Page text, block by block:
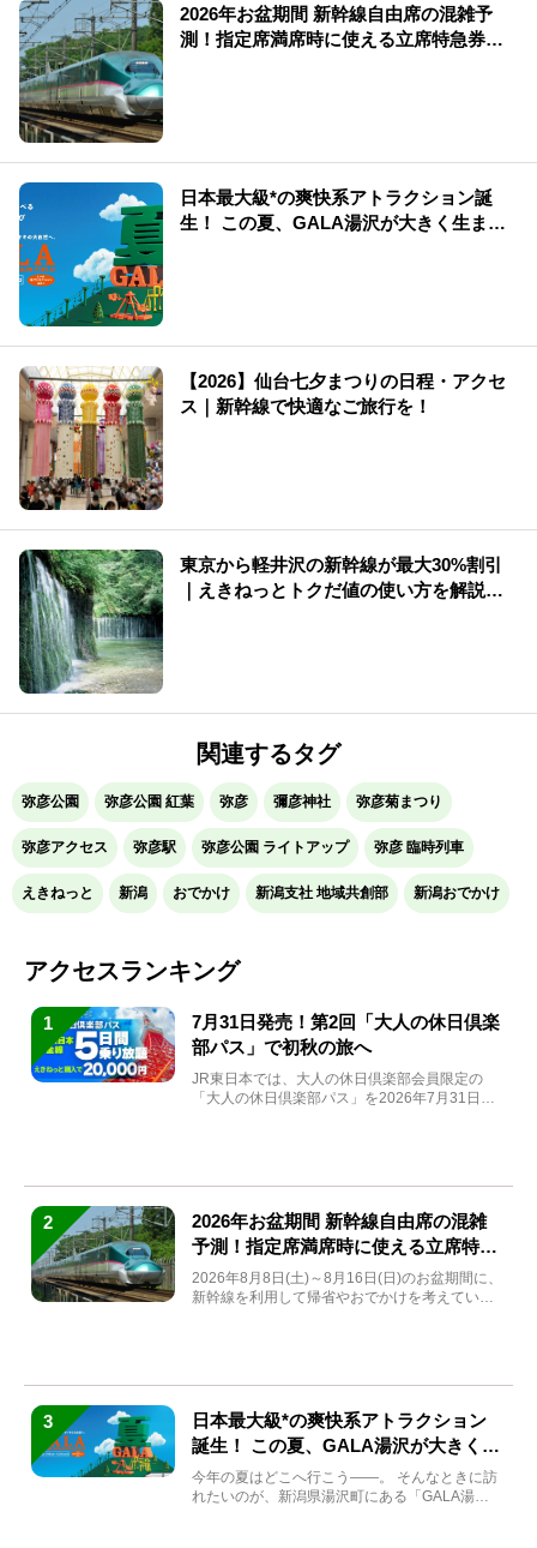
2026年お盆期間 新幹線自由席の混雑予
測！指定席満席時に使える立席特急券も
日本最大級*の爽快系アトラクション誕
生！ この夏、GALA湯沢が大きく生まれ
【2026】仙台七夕まつりの日程・アクセ
ス｜新幹線で快適なご旅行を！
東京から軽井沢の新幹線が最大30%割引
｜えきねっとトクだ値の使い方を解説
関連するタグ
弥彦公園 弥彦公園 紅葉 弥彦 彌彦神社 弥彦菊まつり
弥彦アクセス 弥彦駅 弥彦公園 ライトアップ 弥彦 臨時列車
えきねっと 新潟 おでかけ 新潟支社 地域共創部 新潟おでかけ
アクセスランキング
1
7月31日発売！第2回「大人の休日倶楽
部パス」で初秋の旅へ
JR東日本では、大人の休日倶楽部会員限定の
「大人の休日倶楽部パス」を2026年7月31日
2
2026年お盆期間 新幹線自由席の混雑
予測！指定席満席時に使える立席特急
券も解説
2026年8月8日(土)～8月16日(日)のお盆期間に、
新幹線を利用して帰省やおでかけを考えている
3
日本最大級*の爽快系アトラクション
誕生！ この夏、GALA湯沢が大きく生
まれ変わる
今年の夏はどこへ行こう――。 そんなときに訪
れたいのが、新潟県湯沢町にある「GALA湯